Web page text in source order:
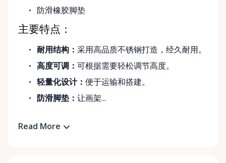
防滑橡胶脚垫
主要特点：
耐用结构：采用高品质不锈钢打造，经久耐用。
高度可调：可根据需要轻松调节高度。
轻量化设计：便于运输和搭建。
防滑脚垫：让画架...
Read More